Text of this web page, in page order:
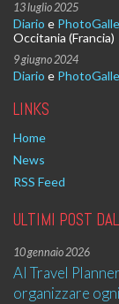
13 luglio 2025
Diario e
Occitania (Francia)
9 giugno 2024
Diario e
LINKS
Home
News
RSS Feed
ULTIMI POST
10 gennaio 2026
AI Travel
organizzare